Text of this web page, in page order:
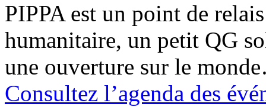
PIPPA est un point de
humanitaire, un petit QG
une ouverture sur le
Consultez l’agenda des